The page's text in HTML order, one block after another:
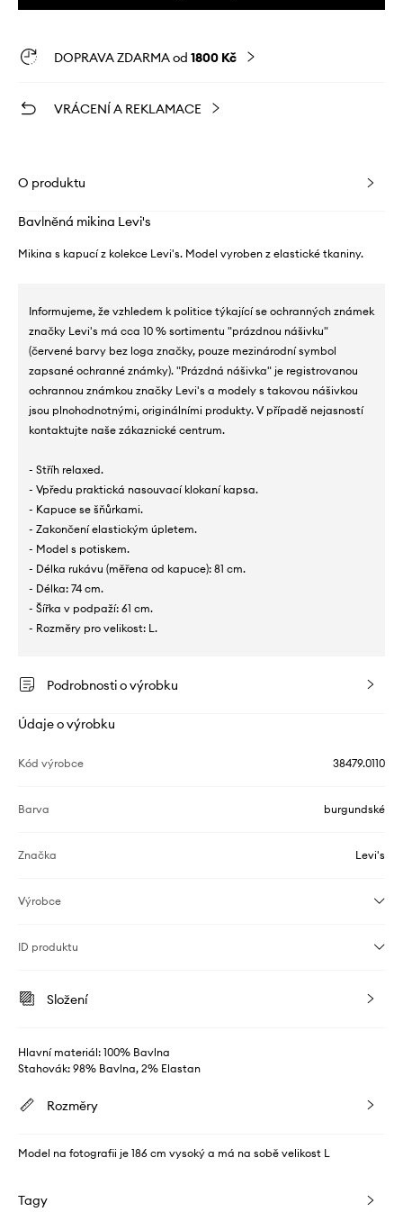
DOPRAVA ZDARMA od 1800 Kč
VRÁCENÍ A REKLAMACE
O produktu
Bavlněná mikina Levi's
Mikina s kapucí z kolekce Levi's. Model vyroben z elastické tkaniny.
Informujeme, že vzhledem k politice týkající se ochranných známek
značky Levi's má cca 10 % sortimentu "prázdnou nášivku"
(červené barvy bez loga značky, pouze mezinárodní symbol
zapsané ochranné známky). "Prázdná nášivka" je registrovanou
ochrannou známkou značky Levi's a modely s takovou nášivkou
jsou plnohodnotnými, originálními produkty. V případě nejasností
kontaktujte naše zákaznické centrum.
- Stříh relaxed.
- Vpředu praktická nasouvací klokaní kapsa.
- Kapuce se šňůrkami.
- Zakončení elastickým úpletem.
- Model s potiskem.
- Délka rukávu (měřena od kapuce): 81 cm.
- Délka: 74 cm.
- Šířka v podpaží: 61 cm.
- Rozměry pro velikost: L.
Podrobnosti o výrobku
Údaje o výrobku
Kód výrobce 38479.0110
Barva burgundské
Značka Levi's
Výrobce
ID produktu
Složení
Hlavní materiál: 100% Bavlna
Stahovák: 98% Bavlna, 2% Elastan
Rozměry
Model na fotografii je 186 cm vysoký a má na sobě velikost L
Tagy